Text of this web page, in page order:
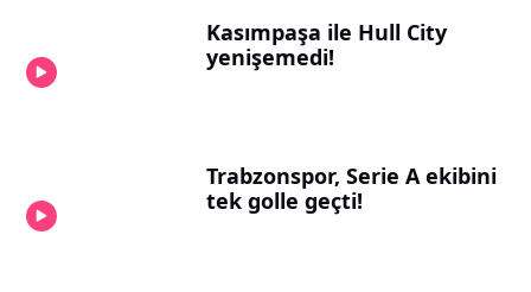
Kasımpaşa ile Hull City
yenişemedi!
Trabzonspor, Serie A ekibini
tek golle geçti!